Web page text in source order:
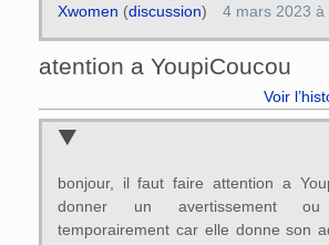
Xwomen (discussion) 4 mars 2023 à
atention a YoupiCoucou
Voir
bonjour, il faut faire attention a
donner un avertissement
temporairement car elle donne son